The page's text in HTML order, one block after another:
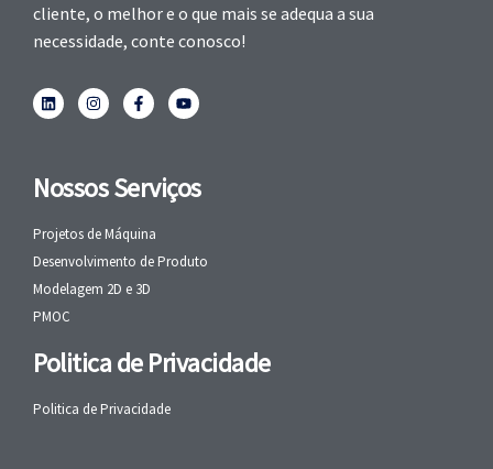
cliente, o melhor e o que mais se adequa a sua
necessidade, conte conosco!
Nossos Serviços
Projetos de Máquina
Desenvolvimento de Produto
Modelagem 2D e 3D
PMOC
Politica de Privacidade
Politica de Privacidade